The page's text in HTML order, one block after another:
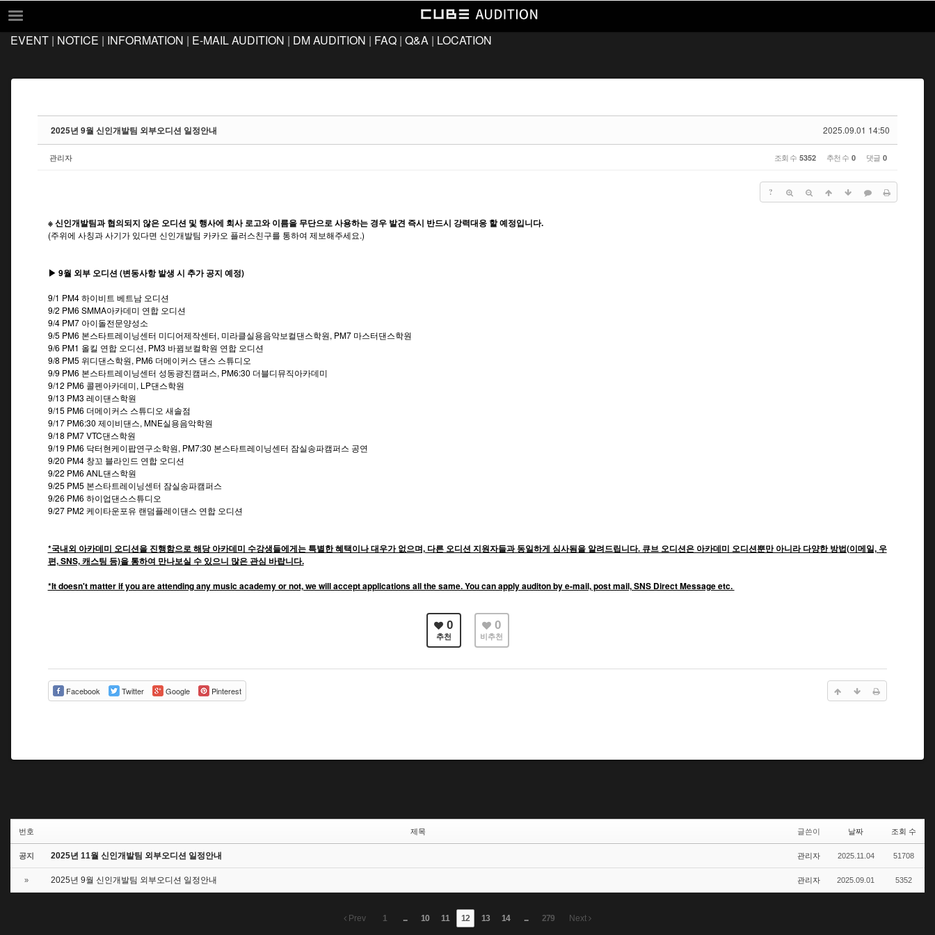
EVENT
E-MAIL AUDITION
DM AUDITION
LOCATION
EVENT | NOTICE | INFORMATION | E-MAIL AUDITION | DM AUDITION | FAQ | Q&A | LOCATION
2025.09.01 14:50
2025년 9월 신인개발팀 외부오디션 일정안내
관리자 조회 수 5352 추천 수 0 댓글 0
?
※ 신인개발팀과 협의되지 않은 오디션 및 행사에 회사 로고와 이름을 무단으로 사용하는 경우 발견 즉시 반드시 강력대응 할 예정입니다.
(주위에 사칭과 사기가 있다면 신인개발팀 카카오 플러스친구를 통하여 제보해주세요.)
▶ 9월 외부 오디션 (변동사항 발생 시 추가 공지 예정)
9/1 PM4 하이비트 베트남 오디션
9/2 PM6 SMMA아카데미 연합 오디션
9/4 PM7 아이돌전문양성소
9/5 PM6 본스타트레이닝센터 미디어제작센터, 미라클실용음악보컬댄스학원, PM7 마스터댄스학원
9/6 PM1 올킬 연합 오디션, PM3 바뀜보컬학원 연합 오디션
9/8 PM5 위디댄스학원, PM6 더메이커스 댄스 스튜디오
9/9 PM6 본스타트레이닝센터 성동광진캠퍼스, PM6:30 더블디뮤직아카데미
9/12 PM6 콜펜아카데미, LP댄스학원
9/13 PM3 레이댄스학원
9/15 PM6 더메이커스 스튜디오 새솔점
9/17 PM6:30 제이비댄스, MNE실용음악학원
9/18 PM7 VTC댄스학원
9/19 PM6 닥터현케이팝연구소학원, PM7:30 본스타트레이닝센터 잠실송파캠퍼스 공연
9/20 PM4 창꼬 블라인드 연합 오디션
9/22 PM6 ANL댄스학원
9/25 PM5 본스타트레이닝센터 잠실송파캠퍼스
9/26 PM6 하이업댄스스튜디오
9/27 PM2 케이타운포유 랜덤플레이댄스 연합 오디션
*국내외 아카데미 오디션을 진행함으로 해당 아카데미 수강생들에게는 특별한 혜택이나 대우가 없으며, 다른 오디션 지원자들과 동일하게 심사됨을 알려드립니다. 큐브 오디션은 아카데미 오디션뿐만 아니라 다양한 방법(이메일, 우
편, SNS, 캐스팅 등)을 통하여 만나보실 수 있으니 많은 관심 바랍니다.
*It doesn't matter if you are attending any music academy or not, we will accept applications all the same. You can apply auditon by e-mail, post mail, SNS Direct Message etc.
0
추천
0
비추천
Facebook Twitter Google Pinterest
번호 제목 글쓴이 날짜 조회 수
공지 2025년 11월 신인개발팀 외부오디션 일정안내 관리자 2025.11.04 51708
» 2025년 9월 신인개발팀 외부오디션 일정안내 관리자 2025.09.01 5352
Prev 1 ... 10 11 12 13 14 ... 279 Next